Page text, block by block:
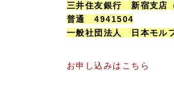
三井住友銀行 新宿支店
普通 4941504
一般社団法人 日本モル
お申し込みはこちら